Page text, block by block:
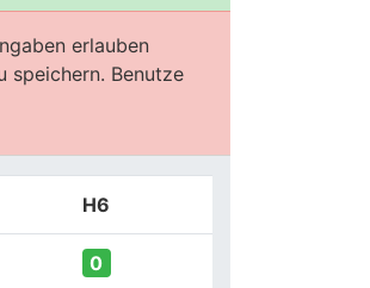
erlauben
speichern. Benutze
H6
0